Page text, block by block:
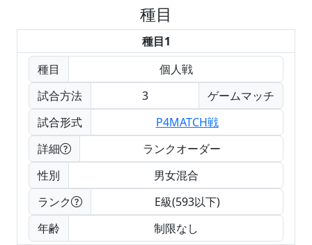
種目
種目1
種目
個人戦
試合方法
3
ゲームマッチ
試合形式
P4MATCH戦
詳細
ランクオーダー
性別
男女混合
ランク
E級(593以下)
年齢
制限なし